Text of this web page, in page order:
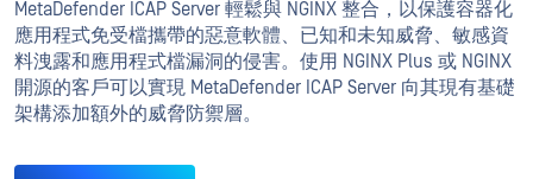
MetaDefender ICAP Server 輕鬆與 NGINX 整合，以保護容器化
應用程式免受檔攜帶的惡意軟體、已知和未知威脅、敏感資
料洩露和應用程式檔漏洞的侵害。使用 NGINX Plus 或 NGINX
開源的客戶可以實現 MetaDefender ICAP Server 向其現有基礎
架構添加額外的威脅防禦層。